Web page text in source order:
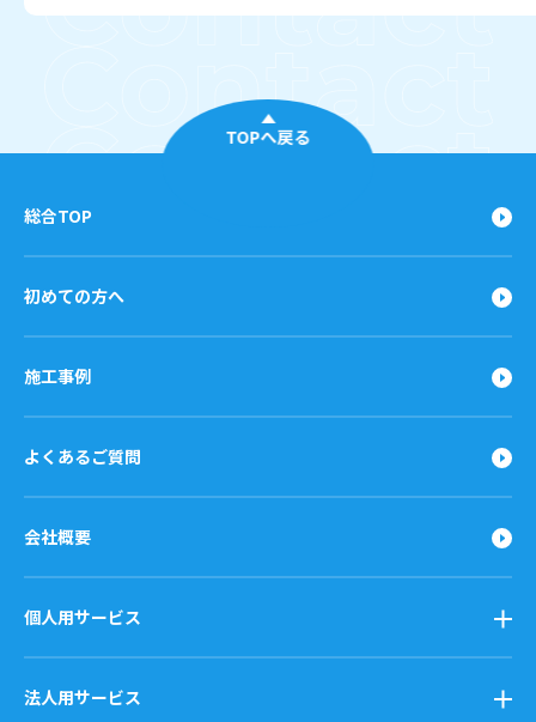
TOPへ戻る
総合TOP
初めての方へ
施工事例
よくあるご質問
会社概要
個人用サービス
法人用サービス